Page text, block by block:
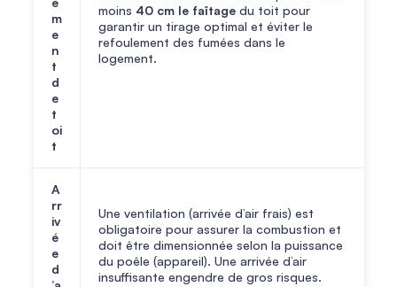
m
e
n
t
d
e
t
oi
t
moins 40 cm le faîtagedu toit pour
garantir un tirage optimal et éviter le
refoulement des fumées dans le
logement.
A
rr
iv
é
e
d
Une ventilation (arrivée d’air frais) est
obligatoire pour assurer la combustion et
doit être dimensionnée selon la puissance
du poêle (appareil). Une arrivée d’air
insuffisante engendre de gros risques.